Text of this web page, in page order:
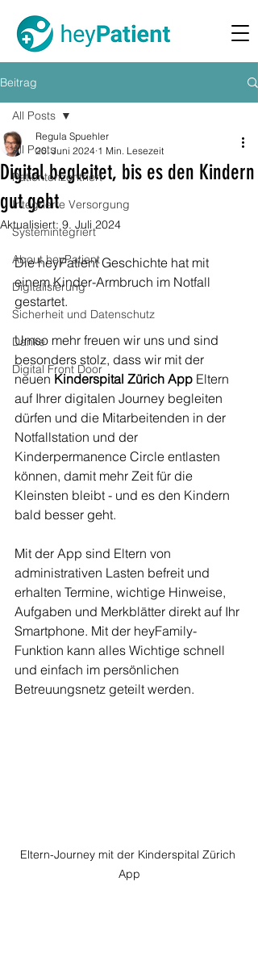
Beitrag
All Posts
Patientenzentriert
Integrierte Versorgung
Systemintegriert
About heyPatient
Digitalisierung
Sicherheit und Datenschutz
Danke
Digital Front Door
All Posts
Digital begleitet, bis es den Kindern
gut geht
Regula Spuehler
20. Juni 2024 1 Min. Lesezeit
Aktualisiert:9. Juli 2024
Die heyPatient Geschichte hat mit
einem Kinder-Armbruch im Notfall
gestartet.
Umso mehr freuen wir uns und sind
besonders stolz, dass wir mit der
neuen Kinderspital Zürich App Eltern
auf Ihrer digitalen Journey begleiten
dürfen und die Mitarbeitenden in der
Notfallstation und der
Kinderpermanence Circle entlasten
können, damit mehr Zeit für die
Kleinsten bleibt - und es den Kindern
bald besser geht.
Mit der App sind Eltern von
administrativen Lasten befreit und
erhalten Termine, wichtige Hinweise,
Aufgaben und Merkblätter direkt auf Ihr
Smartphone. Mit der heyFamily-
Funktion kann alles Wichtige schnell
und einfach im persönlichen
Betreuungsnetz geteilt werden.
Eltern-Journey mit der Kinderspital Zürich
App